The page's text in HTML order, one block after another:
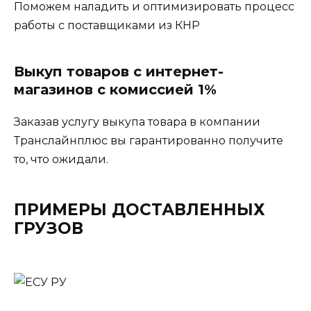
Поможем наладить и оптимизировать процесс
работы с поставщиками из КНР
Выкуп товаров с интернет-
магазинов с комиссией 1%
Заказав услугу выкупа товара в компании
Транслайнплюс вы гарантированно получите
то, что ожидали.
ПРИМЕРЫ ДОСТАВЛЕННЫХ
ГРУЗОВ